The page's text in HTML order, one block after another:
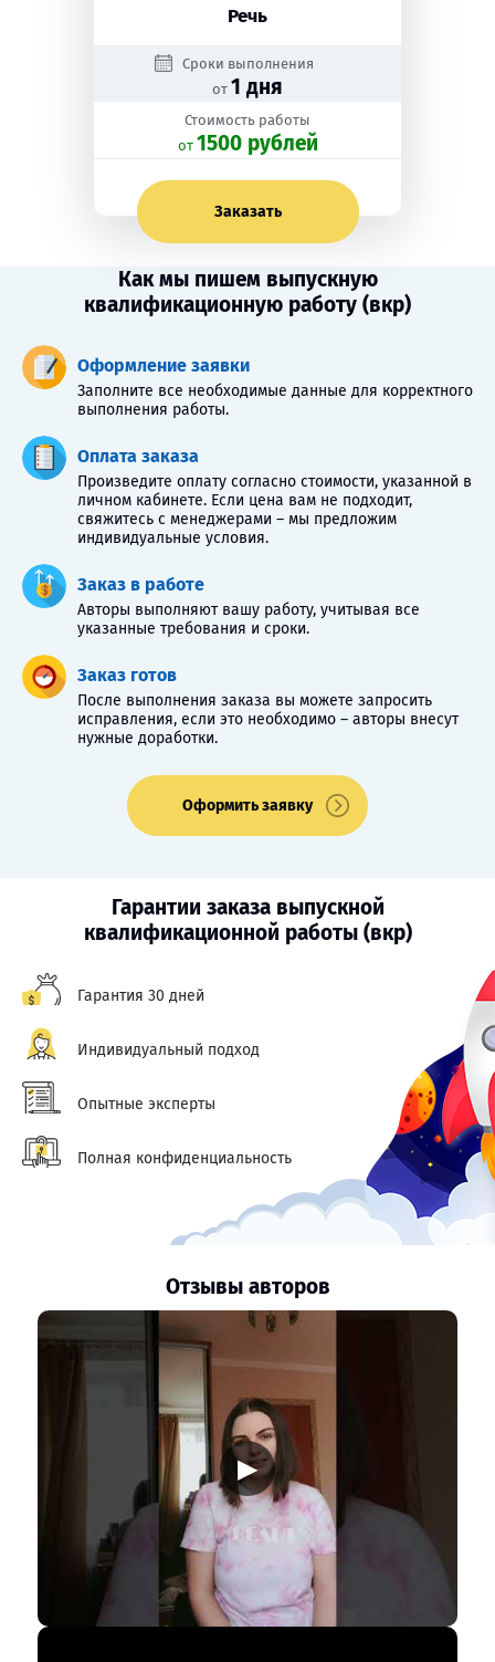
Речь
Сроки выполнения
от 1 дня
Стоимость работы
oт 1500 рублей
Заказать
Как мы пишем выпускную
квалификационную работу (вкр)
Оформление заявки
Заполните все необходимые данные для корректного
выполнения работы.
Оплата заказа
Произведите оплату согласно стоимости, указанной в
личном кабинете. Если цена вам не подходит,
свяжитесь с менеджерами – мы предложим
индивидуальные условия.
Заказ в работе
Авторы выполняют вашу работу, учитывая все
указанные требования и сроки.
Заказ готов
После выполнения заказа вы можете запросить
исправления, если это необходимо – авторы внесут
нужные доработки.
Оформить заявку
Гарантии заказа выпускной
квалификационной работы (вкр)
Гарантия 30 дней
Индивидуальный подход
Опытные эксперты
Полная конфиденциальность
Отзывы авторов
▶